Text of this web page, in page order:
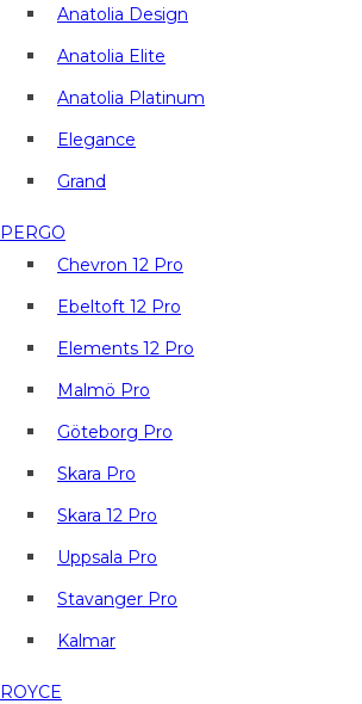
Anatolia Design
Anatolia Elite
Anatolia Platinum
Elegance
Grand
PERGO
Chevron 12 Pro
Ebeltoft 12 Pro
Elements 12 Pro
Malmö Pro
Göteborg Pro
Skara Pro
Skara 12 Pro
Uppsala Pro
Stavanger Pro
Kalmar
ROYCE